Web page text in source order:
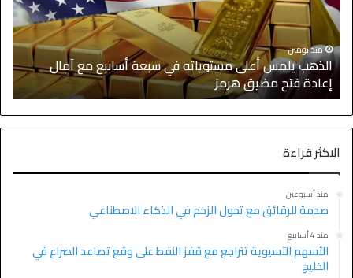
منذ يومين
الذهب يلمس أعلى مستوياته في سبعة أسابيع مع آمال
إعادة فتح مضيق هرمز
الاكثر قراءة
منذ أسبوعين
صدمة للرقائق مع تحول الزخم في الذكاء الاصطناعي
منذ 4 أسابيع
الأسهم الآسيوية تتراجع مع قفز النفط على وقع تصاعد الصراع في
الخليج